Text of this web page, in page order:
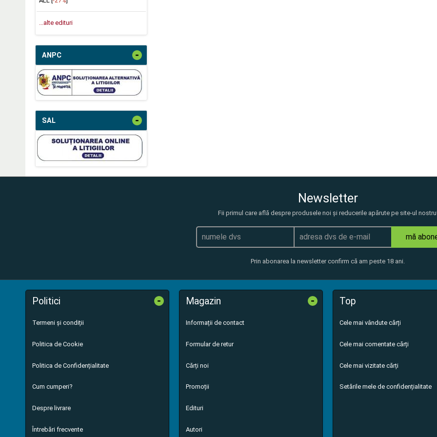
...alte edituri
ANPC -
SAL -
Newsletter
Fii primul care află despre produsele noi și reducerile apărute pe site-ul
mă
Prin abonarea la newsletter confirm că am peste 18 ani.
Politici -
Termeni și condiții
Politica de Cookie
Politica de Confidențialitate
Cum cumperi?
Despre livrare
Întrebări frecvente
Magazin -
Informații de contact
Formular de retur
Cărți noi
Promoții
Edituri
Autori
Top
Cele mai vândute cărți
Cele mai comentate cărți
Cele mai vizitate cărți
Setările mele de confidențialitate